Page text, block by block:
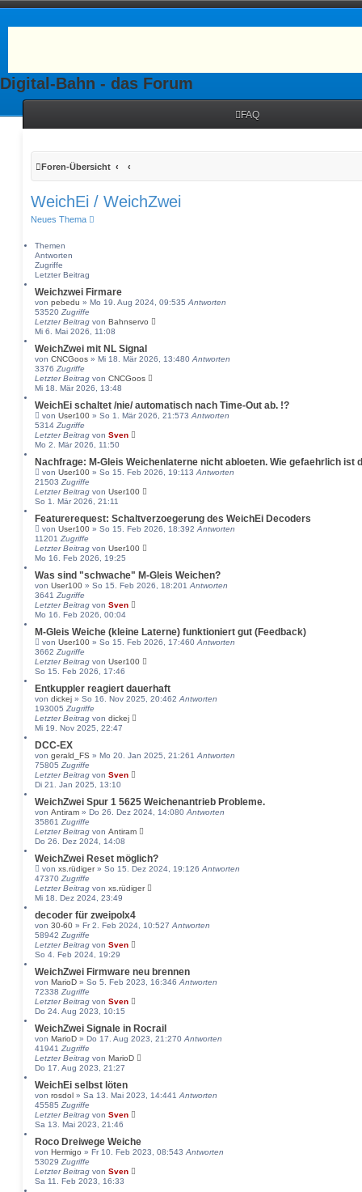
Digital-Bahn - das Forum
FAQ
Foren-Übersicht
WeichEi / WeichZwei
Neues Thema
Themen
Antworten
Zugriffe
Letzter Beitrag
Weichzwei Firmare
von pebedu » Mo 19. Aug 2024, 09:535 Antworten
53520 Zugriffe
Letzter Beitrag von Bahnservo
Mi 6. Mai 2026, 11:08
WeichZwei mit NL Signal
von CNCGoos » Mi 18. Mär 2026, 13:480 Antworten
3376 Zugriffe
Letzter Beitrag von CNCGoos
Mi 18. Mär 2026, 13:48
WeichEi schaltet /nie/ automatisch nach Time-Out ab. !?
von User100 » So 1. Mär 2026, 21:573 Antworten
5314 Zugriffe
Letzter Beitrag von Sven
Mo 2. Mär 2026, 11:50
Nachfrage: M-Gleis Weichenlaterne nicht abloeten. Wie gefaehrlich ist
von User100 » So 15. Feb 2026, 19:113 Antworten
21503 Zugriffe
Letzter Beitrag von User100
So 1. Mär 2026, 21:11
Featurerequest: Schaltverzoegerung des WeichEi Decoders
von User100 » So 15. Feb 2026, 18:392 Antworten
11201 Zugriffe
Letzter Beitrag von User100
Mo 16. Feb 2026, 19:25
Was sind "schwache" M-Gleis Weichen?
von User100 » So 15. Feb 2026, 18:201 Antworten
3641 Zugriffe
Letzter Beitrag von Sven
Mo 16. Feb 2026, 00:04
M-Gleis Weiche (kleine Laterne) funktioniert gut (Feedback)
von User100 » So 15. Feb 2026, 17:460 Antworten
3662 Zugriffe
Letzter Beitrag von User100
So 15. Feb 2026, 17:46
Entkuppler reagiert dauerhaft
von dickej » So 16. Nov 2025, 20:462 Antworten
193005 Zugriffe
Letzter Beitrag von dickej
Mi 19. Nov 2025, 22:47
DCC-EX
von gerald_FS » Mo 20. Jan 2025, 21:261 Antworten
75805 Zugriffe
Letzter Beitrag von Sven
Di 21. Jan 2025, 13:10
WeichZwei Spur 1 5625 Weichenantrieb Probleme.
von Antiram » Do 26. Dez 2024, 14:080 Antworten
35861 Zugriffe
Letzter Beitrag von Antiram
Do 26. Dez 2024, 14:08
WeichZwei Reset möglich?
von xs.rüdiger» So 15. Dez 2024, 19:126 Antworten
47370 Zugriffe
Letzter Beitrag von xs.rüdiger
Mi 18. Dez 2024, 23:49
decoder für zweipolx4
von 30-60 » Fr 2. Feb 2024, 10:527 Antworten
58942 Zugriffe
Letzter Beitrag von Sven
So 4. Feb 2024, 19:29
WeichZwei Firmware neu brennen
von MarioD » So 5. Feb 2023, 16:346 Antworten
72338 Zugriffe
Letzter Beitrag von Sven
Do 24. Aug 2023, 10:15
WeichZwei Signale in Rocrail
von MarioD » Do 17. Aug 2023, 21:270 Antworten
41941 Zugriffe
Letzter Beitrag von MarioD
Do 17. Aug 2023, 21:27
WeichEi selbst löten
von rosdol » Sa 13. Mai 2023, 14:441 Antworten
45585 Zugriffe
Letzter Beitrag von Sven
Sa 13. Mai 2023, 21:46
Roco Dreiwege Weiche
von Hermigo » Fr 10. Feb 2023, 08:543 Antworten
53029 Zugriffe
Letzter Beitrag von Sven
Sa 11. Feb 2023, 16:33